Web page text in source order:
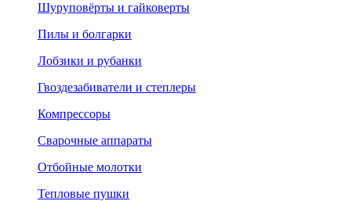
Шуруповёрты и гайковерты
Пилы и болгарки
Лобзики и рубанки
Гвоздезабиватели и степлеры
Компрессоры
Сварочные аппараты
Отбойные молотки
Тепловые пушки